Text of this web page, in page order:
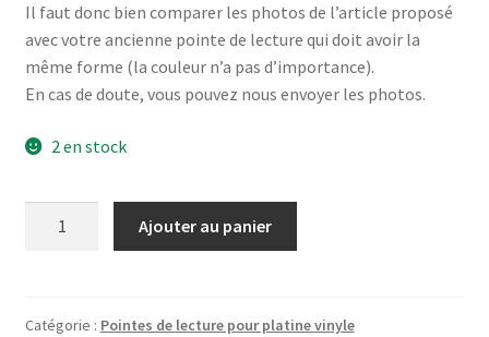
Il faut donc bien comparer les photos de l’article proposé
avec votre ancienne pointe de lecture qui doit avoir la
même forme (la couleur n’a pas d’importance).
En cas de doute, vous pouvez nous envoyer les photos.
2 en stock
30
Ajouter au panier
Catégorie : Pointes de lecture pour platine vinyle